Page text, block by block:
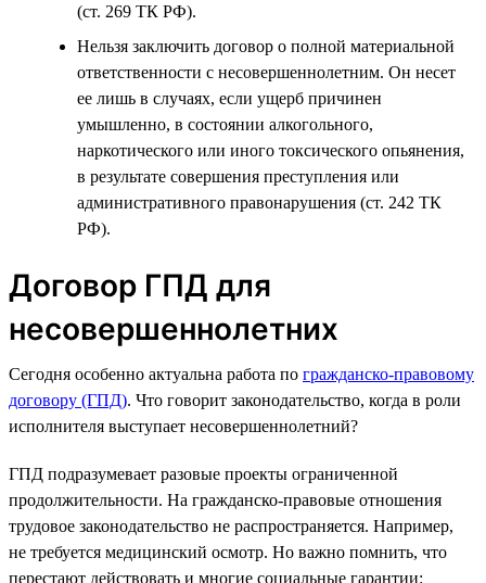
(ст. 269 ТК РФ).
Нельзя заключить договор о полной материальной
ответственности с несовершеннолетним. Он несет
ее лишь в случаях, если ущерб причинен
умышленно, в состоянии алкогольного,
наркотического или иного токсического опьянения,
в результате совершения преступления или
административного правонарушения (ст. 242 ТК
РФ).
Договор ГПД для
несовершеннолетних
Сегодня особенно актуальна работа по гражданско-правовому
договору (ГПД). Что говорит законодательство, когда в роли
исполнителя выступает несовершеннолетний?
ГПД подразумевает разовые проекты ограниченной
продолжительности. На гражданско-правовые отношения
трудовое законодательство не распространяется. Например,
не требуется медицинский осмотр. Но важно помнить, что
перестают действовать и многие социальные гарантии: